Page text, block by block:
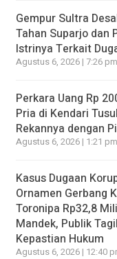
Gempur Sultra
Tahan Suparjo dan
Istrinya Terkait
Agustus 6, 2026 | 7:26
Perkara Uang Rp
Pria di Kendari
Rekannya dengan
Agustus 6, 2026 | 1:21
Kasus Dugaan
Ornamen Gerbang
Toronipa Rp32,8
Mandek, Publik
Kepastian Hukum
Agustus 6, 2026 | 12:40